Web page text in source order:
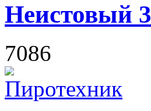
Неистовый 3
7086